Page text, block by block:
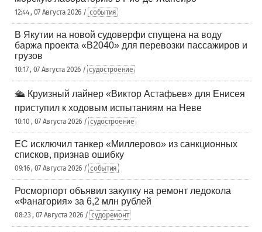
12:44 , 07 Августа 2026 / события
В Якутии на новой судоверфи спущена на воду
баржа проекта «В2040» для перевозки пассажиров и
грузов
10:17 , 07 Августа 2026 / судостроение
🛳️ Круизный лайнер «Виктор Астафьев» для Енисея
приступил к ходовым испытаниям на Неве
10:10 , 07 Августа 2026 / судостроение
ЕС исключил танкер «Миллерово» из санкционных
списков, признав ошибку
09:16 , 07 Августа 2026 / события
Росморпорт объявил закупку на ремонт ледокола
«Фанагория» за 6,2 млн рублей
08:23 , 07 Августа 2026 / судоремонт